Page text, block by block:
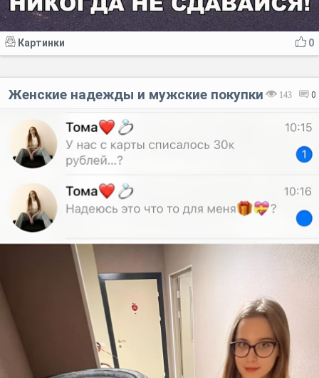
0
Картинки
143 0
Женские надежды и мужские покупки